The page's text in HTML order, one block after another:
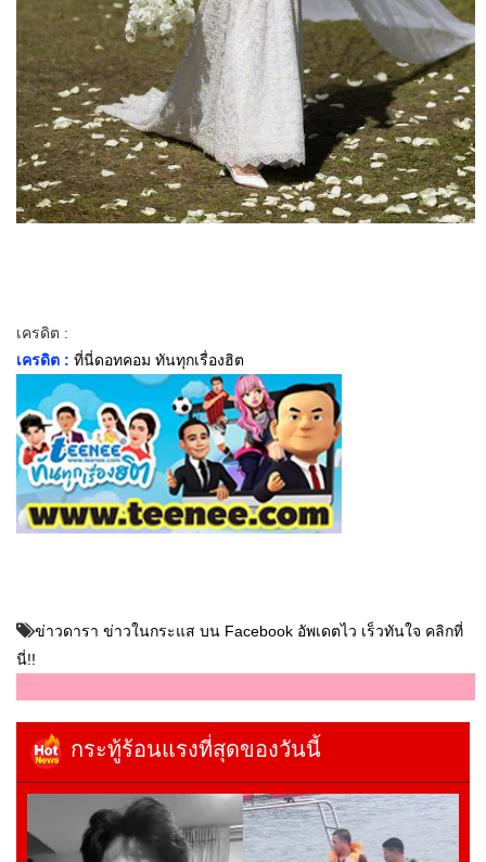
เครดิต :
เครดิต : ที่นี่ดอทคอม ทันทุกเรื่องฮิต
ข่าวดารา ข่าวในกระแส บน Facebook อัพเดตไว เร็วทันใจ คลิกที่
นี่!!
กระทู้ร้อนแรงที่สุดของวันนี้